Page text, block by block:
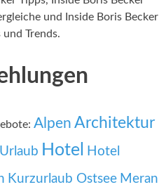
und Inside Boris Becker
Trends.
Alpen Architektur
Hotel Hotel
Kurzurlaub Ostsee Meran